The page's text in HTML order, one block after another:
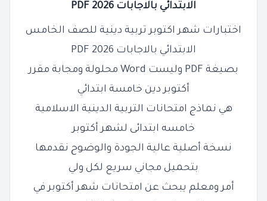
الابتدائي بالاجابات 2026 PDF
اختبارات شهر اكتوبر تربية دينية للصف الخامس
الابتدائي بالاجابات 2026 PDF
بصيغة PDF وليست Word محلولة ومجابة مقرر
أكتوبر دين خامسة ابتدائي
هي نماذج امتحانات التربية الدينية الاسلامية
خامسه ابتدائى لشهر أكتوبر
نسخة أصلية عالية الجودة والوضوح نقدمها
بتحميل مجاني سريع لكل ولي
أمر ومعلم يبحث عن امتحانات شهر أكتوبر في